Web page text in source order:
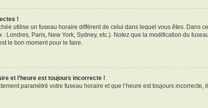
!
utilise un fuseau horaire différent de celui dans lequel vous êtes. Dans
Londres, Paris, New York, Sydney, etc.). Notez que la modification du
le bon moment pour le faire.
et l’heure est toujours incorrecte !
paramétré votre fuseau horaire et que l’heure est toujours